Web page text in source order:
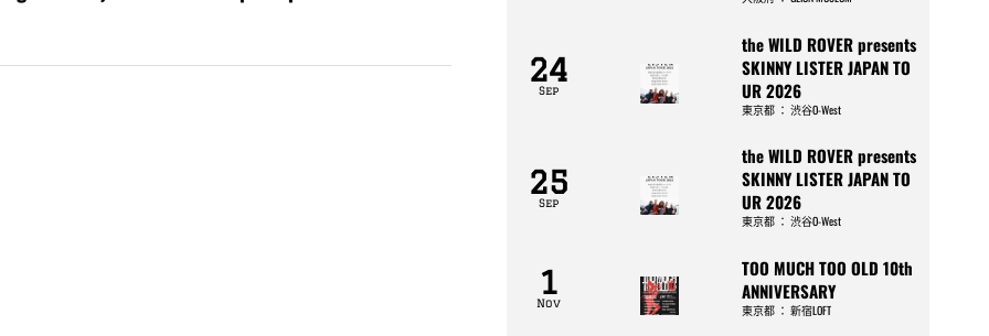
24
Sep
the WILD ROVER presents
SKINNY LISTER JAPAN TO
UR 2026
東京都： 渋谷O-West
25
Sep
the WILD ROVER presents
SKINNY LISTER JAPAN TO
UR 2026
東京都： 渋谷O-West
1
Nov
TOO MUCH TOO OLD 10th
ANNIVERSARY
東京都： 新宿LOFT